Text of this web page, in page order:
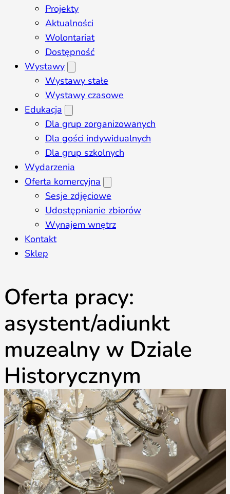
Projekty
Aktualności
Wolontariat
Dostępność
Wystawy
Wystawy stałe
Wystawy czasowe
Edukacja
Dla grup zorganizowanych
Dla gości indywidualnych
Dla grup szkolnych
Wydarzenia
Oferta komercyjna
Sesje zdjęciowe
Udostępnianie zbiorów
Wynajem wnętrz
Kontakt
Sklep
Oferta pracy:
asystent/adiunkt
muzealny w Dziale
Historycznym